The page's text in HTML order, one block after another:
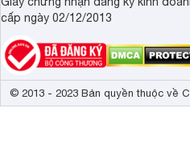
cấp ngày 02/12/2013
© 2013 - 2023 Bản quyền thuộc về